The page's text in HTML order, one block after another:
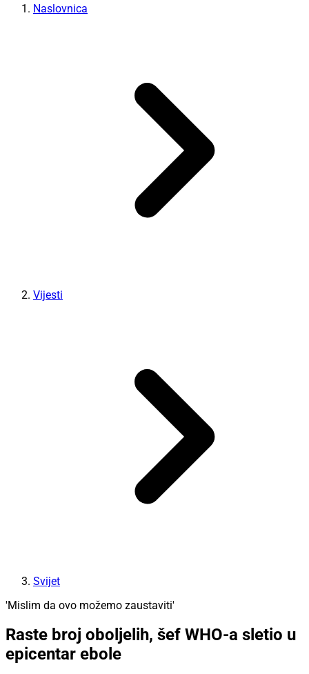
Naslovnica
Vijesti
Svijet
'Mislim da ovo možemo zaustaviti'
Raste broj oboljelih, šef WHO-a sletio u
epicentar ebole